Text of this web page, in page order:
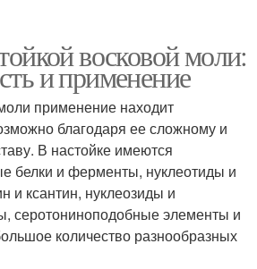
восковой моли:
и применение
применение находит
благодаря ее сложному и
В настойке имеются
белки и ферменты, нуклеотиды и
и ксантин, нуклеозиды и
серотониноподобные элементы и
количество разнообразных